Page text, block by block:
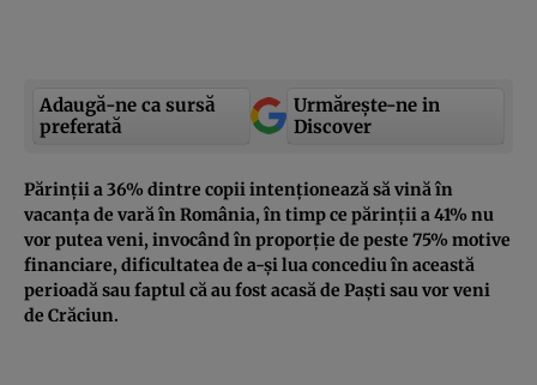
Adaugă-ne ca sursă
preferată
Urmărește-ne in
Discover
Părinții a 36% dintre copii intenționează să vină în
vacanța de vară în România, în timp ce părinții a 41% nu
vor putea veni, invocând în proporție de peste 75% motive
financiare, dificultatea de a-și lua concediu în această
perioadă sau faptul că au fost acasă de Paști sau vor veni
de Crăciun.